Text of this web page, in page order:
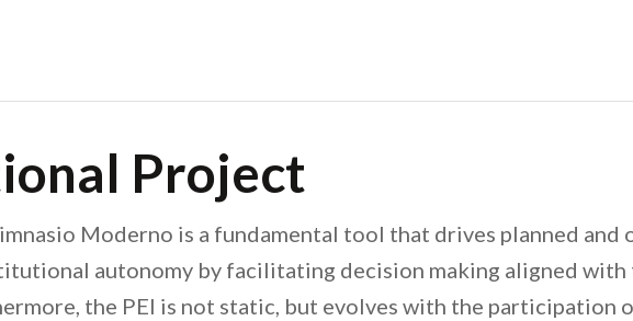
Project
Moderno is a fundamental tool that drives planned and
autonomy by facilitating decision making aligned with
the PEI is not static, but evolves with the participation